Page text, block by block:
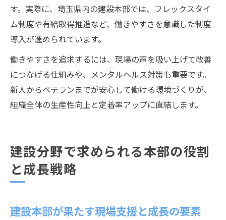
す。実際に、埼玉県内の建設本部では、フレックスタイ
ム制度や有給取得推進など、働きやすさを意識した制度
導入が進められています。
働きやすさを追求するには、現場の声を吸い上げて改善
につなげる仕組みや、メンタルヘルス対策も重要です。
新人からベテランまでが安心して働ける環境づくりが、
組織全体の生産性向上と定着率アップに直結します。
建設分野で求められる本部の役割
と成長戦略
建設本部が果たす現場支援と成長の要素